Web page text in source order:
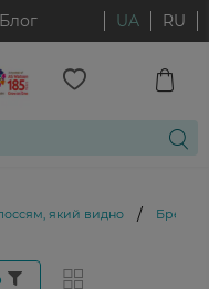
Блог UA RU
який видно / Бренд: